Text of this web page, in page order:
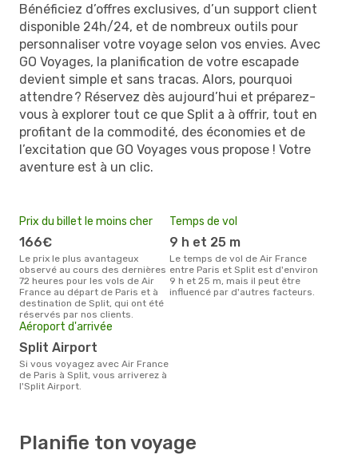
Bénéficiez d’offres exclusives, d’un support client
disponible 24h/24, et de nombreux outils pour
personnaliser votre voyage selon vos envies. Avec
GO Voyages, la planification de votre escapade
devient simple et sans tracas. Alors, pourquoi
attendre ? Réservez dès aujourd’hui et préparez-
vous à explorer tout ce que Split a à offrir, tout en
profitant de la commodité, des économies et de
l’excitation que GO Voyages vous propose ! Votre
aventure est à un clic.
Prix du billet le moins cher
166€
Le prix le plus avantageux
observé au cours des dernières
72 heures pour les vols de Air
France au départ de Paris et à
destination de Split, qui ont été
réservés par nos clients.
Temps de vol
9 h et 25 m
Le temps de vol de Air France
entre Paris et Split est d'environ
9 h et 25 m, mais il peut être
influencé par d'autres facteurs.
Aéroport d'arrivée
Split Airport
Si vous voyagez avec Air France
de Paris à Split, vous arriverez à
l'Split Airport.
Planifie ton voyage